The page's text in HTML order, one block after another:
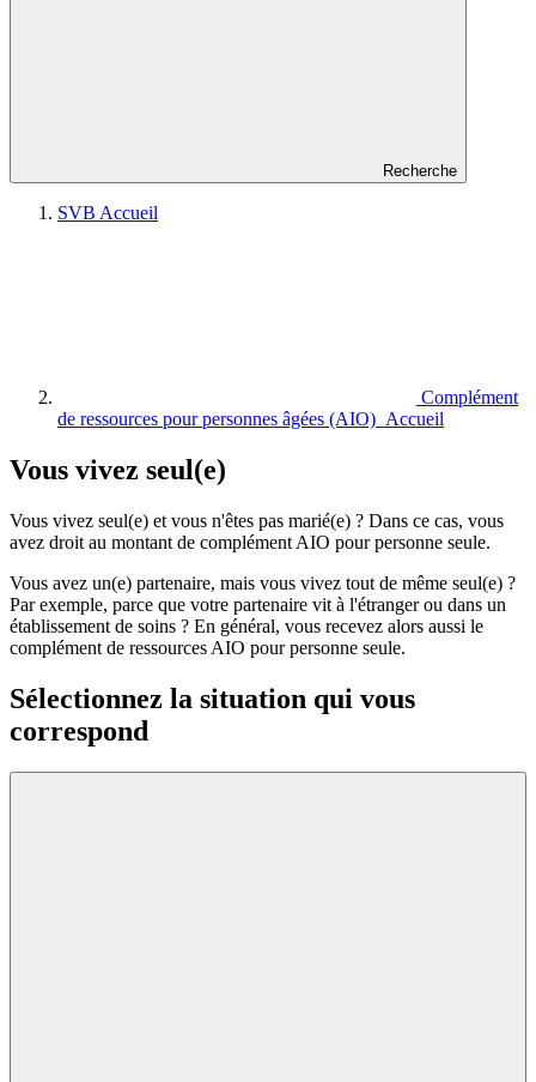
Recherche
SVB Accueil
Complément
de ressources pour personnes âgées (AIO) Accueil
Vous vivez seul(e)
Vous vivez seul(e) et vous n'êtes pas marié(e) ? Dans ce cas, vous
avez droit au montant de complément AIO pour personne seule.
Vous avez un(e) partenaire, mais vous vivez tout de même seul(e) ?
Par exemple, parce que votre partenaire vit à l'étranger ou dans un
établissement de soins ? En général, vous recevez alors aussi le
complément de ressources AIO pour personne seule.
Sélectionnez la situation qui vous
correspond